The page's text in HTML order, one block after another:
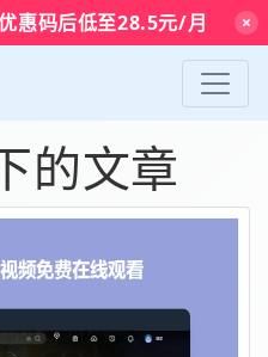
惠码后低至28.5元/月 ×
的文章